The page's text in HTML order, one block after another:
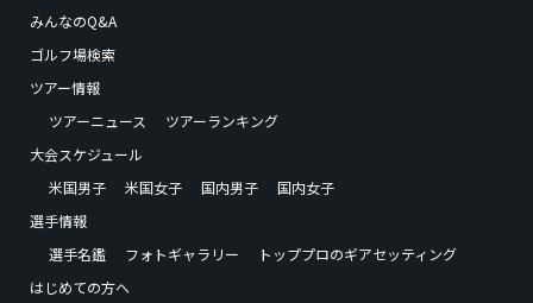
みんなのQ&A
ゴルフ場検索
ツアー情報
ツアーニュース
ツアーランキング
大会スケジュール
米国男子
米国女子 国内男子
国内女子
選手情報
選手名鑑
フォトギャラリー
トッププロのギアセッティング
はじめての方へ